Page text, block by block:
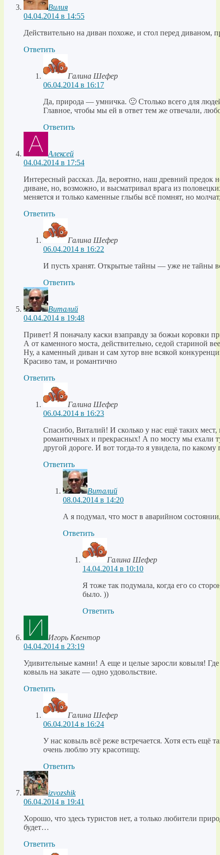
Вилия
04.04.2014 в 14:55
Действительно на диван похоже, и стол перед диваном,
Ответить
Галина Шефер
06.04.2014 в 16:17
Да, природа — умничка. 🙂 Столько всего для
Главное, чтобы мы ей в ответ тем же отвечали,
Ответить
Алексей
04.04.2014 в 17:54
Интересный рассказ. Да, вероятно, наш древний предок
диване, но, возможно, и высматривал врага из
меняется и только каменные глыбы всё помнят, но
Ответить
Галина Шефер
06.04.2014 в 16:22
И пусть хранят. Открытые тайны — уже не тайны
Ответить
Виталий
04.04.2014 в 19:48
Привет! Я поначалу каски взаправду за божьи коровки
А от каменного моста, действительно, седой стариной
Ну, а каменный диван и сам хутор вне всякой
Красиво там, и романтично
Ответить
Галина Шефер
06.04.2014 в 16:23
Спасибо, Виталий! И сколько у нас ещё таких
романтичных и прекрасных! А по мосту мы ехали
другой дороге. И вот тогда-то я увидела, по
Ответить
Виталий
08.04.2014 в 14:20
А я подумал, что мост в аварийном
Ответить
Галина Шефер
14.04.2014 в 10:10
Я тоже так подумала, когда его со
было. ))
Ответить
Игорь Квентор
04.04.2014 в 23:19
Удивительные камни! А еще и целые заросли ковыля!
ковыль на закате — одно удовольствие.
Ответить
Галина Шефер
06.04.2014 в 16:24
У нас ковыль всё реже встречается. Хотя есть ещё
очень люблю эту красотищу.
Ответить
izvozshik
06.04.2014 в 19:41
Хорошо, что здесь туристов нет, а только любители
будет…
Ответить